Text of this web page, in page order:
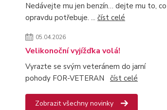
Nedávejte mu jen benzín… dejte mu to, co
opravdu potřebuje. ... číst celé
05.04.2026
Velikonoční vyjížďka volá!
Vyrazte se svým veteránem do jarní
pohody FOR-VETERAN číst celé
Zobrazit všechny novinky